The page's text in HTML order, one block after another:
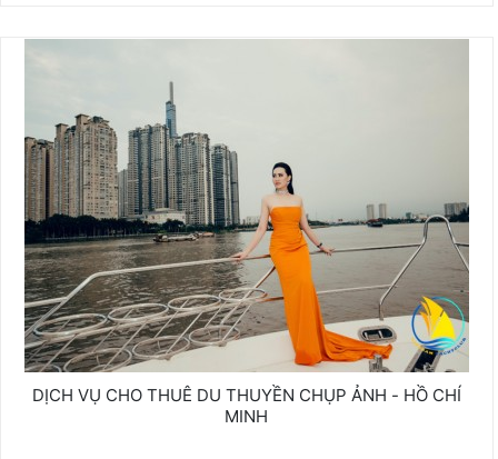
DỊCH VỤ CHO THUÊ DU THUYỀN CHỤP ẢNH - HỒ CHÍ
MINH